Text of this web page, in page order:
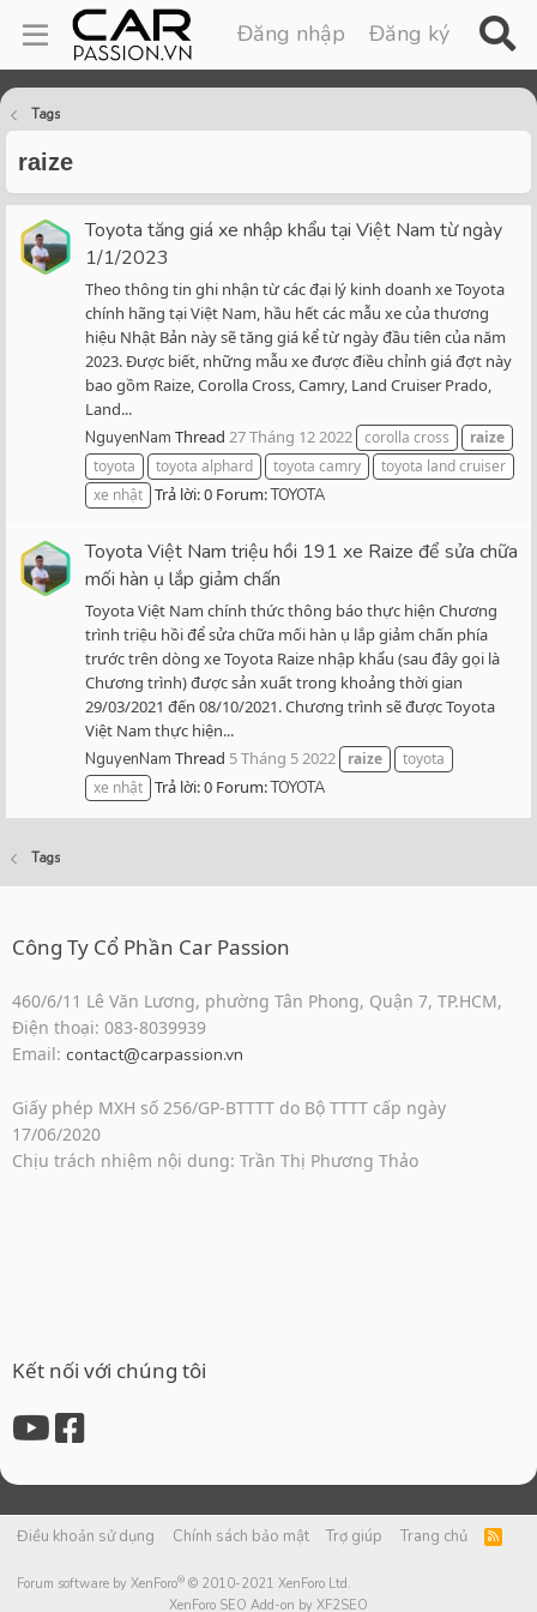
Đăng nhập Đăng ký
Tags
raize
Toyota tăng giá xe nhập khẩu tại Việt Nam từ ngày
1/1/2023
Theo thông tin ghi nhận từ các đại lý kinh doanh xe Toyota
chính hãng tại Việt Nam, hầu hết các mẫu xe của thương
hiệu Nhật Bản này sẽ tăng giá kể từ ngày đầu tiên của năm
2023. Được biết, những mẫu xe được điều chỉnh giá đợt này
bao gồm Raize, Corolla Cross, Camry, Land Cruiser Prado,
Land...
NguyenNam Thread 27 Tháng 12 2022 corolla cross
raize
toyota
toyota alphard toyota camry
toyota land cruiser
xe nhật Trả lời: 0 Forum:TOYOTA
Toyota Việt Nam triệu hồi 191 xe Raize để sửa chữa
mối hàn ụ lắp giảm chấn
Toyota Việt Nam chính thức thông báo thực hiện Chương
trình triệu hồi để sửa chữa mối hàn ụ lắp giảm chấn phía
trước trên dòng xe Toyota Raize nhập khẩu (sau đây gọi là
Chương trình) được sản xuất trong khoảng thời gian
29/03/2021 đến 08/10/2021. Chương trình sẽ được Toyota
Việt Nam thực hiện...
NguyenNam Thread 5 Tháng 5 2022 raize
toyota
xe nhật Trả lời: 0 Forum:TOYOTA
Tags
Công Ty Cổ Phần Car Passion
460/6/11 Lê Văn Lương, phường Tân Phong, Quận 7, TP.HCM,
Điện thoại: 083-8039939
Email: contact@carpassion.vn
Giấy phép MXH số 256/GP-BTTTT do Bộ TTTT cấp ngày
17/06/2020
Chịu trách nhiệm nội dung: Trần Thị Phương Thảo
Kết nối với chúng tôi
Điều khoản sử dụng Chính sách bảo mật Trợ giúp Trang chủ
R
S
Forum software by XenForo® © 2010-2021 XenForo Ltd.
XenForo SEO Add-on by XF2SEO